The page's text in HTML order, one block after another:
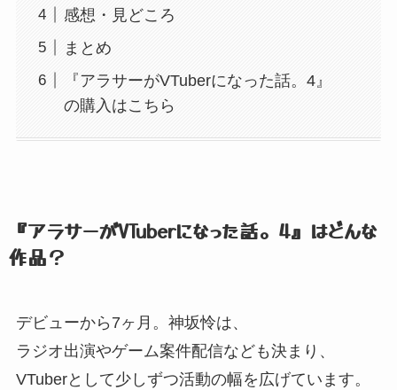
感想・見どころ
まとめ
『アラサーがVTuberになった話。4』
の購入はこちら
『アラサーがVTuberになった話。 4』 はどんな
作品？
デビューから7ヶ月。 神坂怜は、
ラジオ出演やゲーム案件配信なども決まり、
VTuberとして少しずつ活動の幅を広げています。